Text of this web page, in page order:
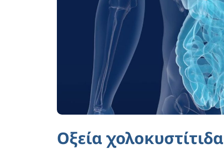
Οξεία χολοκυστίτιδα